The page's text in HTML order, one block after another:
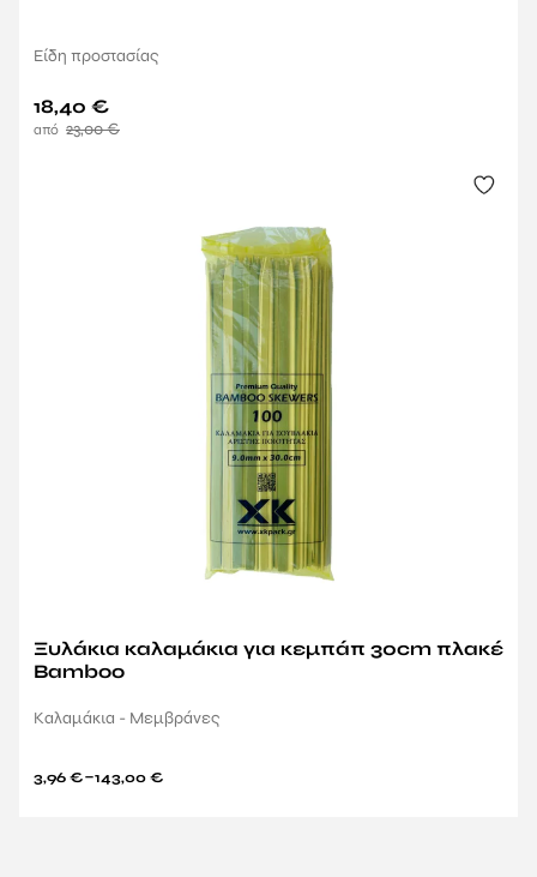
Είδη προστασίας
23,00€
18,40 €
Ξυλάκια καλαμάκια για κεμπάπ 30cm πλακέ
Bamboo
Καλαμάκια - Μεμβράνες
3,96 €–143,00 €